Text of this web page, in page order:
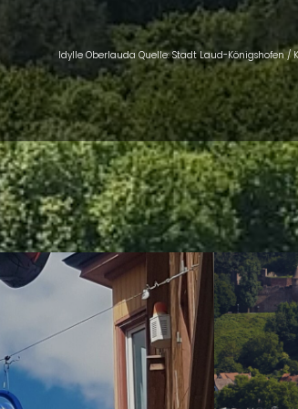
Idylle Oberlauda Quelle: Stadt Laud-Königshofen /